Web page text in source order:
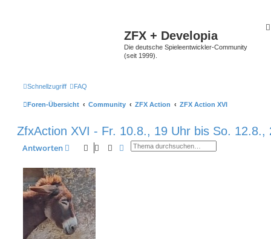
ZFX + Developia
Die deutsche Spieleentwickler-Community
(seit 1999).
Schnellzugriff FAQ
Foren-Übersicht Community ZFX Action ZFX Action XVI
ZfxAction XVI - Fr. 10.8., 19 Uhr bis So. 12.8.,
Antworten SucheErweiterte Suche